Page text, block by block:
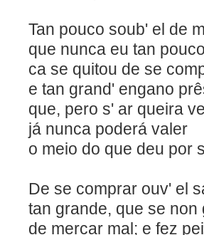
Tan pouco soub' el de
que nunca eu tan
ca se quitou
e tan grand' engano
que, pero s' ar queira
já nunca poderá valer
o meio do que deu por
De se
tan grande, que se non
de mercar mal; e fez